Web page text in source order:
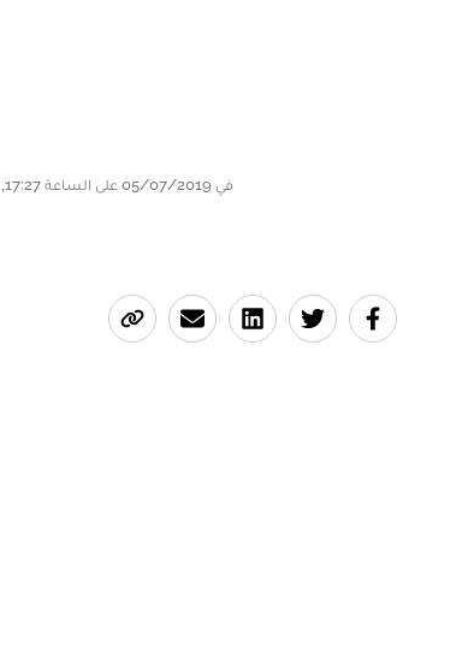
في 05/07/2019 على الساعة 17:27, تحديث بتاريخ 05/07/2019 على الساعة 18:10